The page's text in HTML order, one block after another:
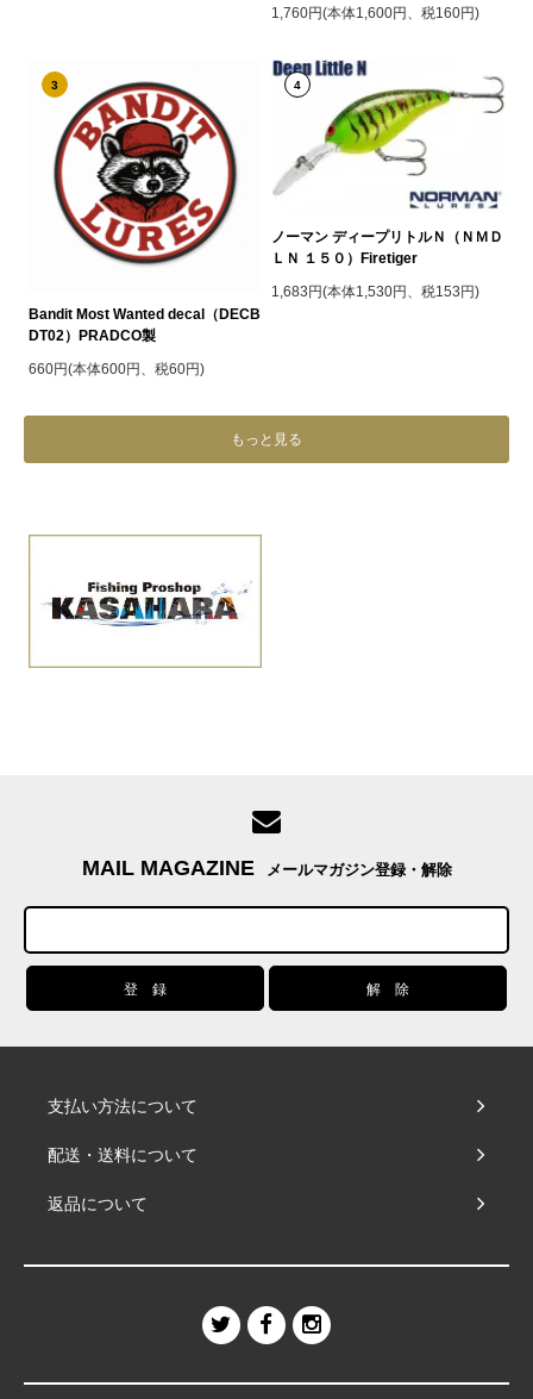
1,760円(本体1,600円、税160円)
3
Bandit Most Wanted decal（DECB
DT02）PRADCO製
660円(本体600円、税60円)
4
ノーマン ディープリトルＮ（ＮＭＤ
ＬＮ １５０）Firetiger
1,683円(本体1,530円、税153円)
もっと見る
MAIL MAGAZINE メールマガジン登録・解除
支払い方法について
配送・送料について
返品について